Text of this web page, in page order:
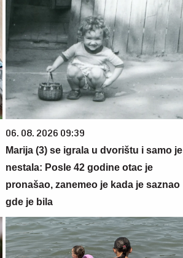
06. 08. 2026 09:39
Marija (3) se igrala u dvorištu i samo je
nestala: Posle 42 godine otac je
pronašao, zanemeo je kada je saznao
gde je bila